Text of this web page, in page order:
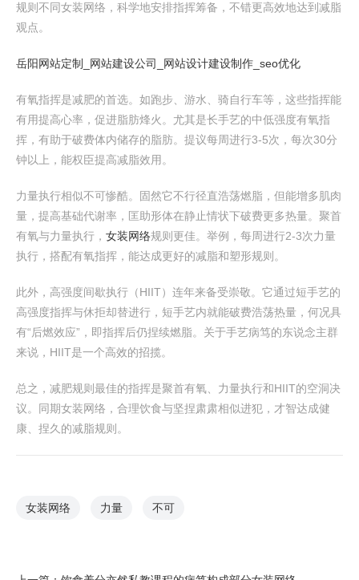
规则不同女装网络，科学地安排指挥筹备，不错更高效地达到减脂
观点。
岳阳网站定制_网站建设公司_网站设计建设制作_seo优化
有氧指挥是减肥的首选。如跑步、游水、骑自行车等，这些指挥能
有用提高心率，促进脂肪烽火。尤其是长手艺的中低强度有氧指
挥，有助于破费体内储存的脂肪。提议每周进行3-5次，每次30分
钟以上，能权臣提高减脂效用。
力量执行相似不可惨酷。固然它不行径直浩荡燃脂，但能增多肌肉
量，提高基础代谢率，匡助形体在静止情状下破费更多热量。聚首
有氧与力量执行， 女装网络规则更佳。举例，每周进行2-3次力量
执行，搭配有氧指挥，能达成更好的减脂和塑形规则。
此外，高强度间歇执行（HIIT）连年来备受崇敬。它通过短手艺的
高强度指挥与休拒却替进行，短手艺内就能破费浩荡热量，何况具
有“后燃效应”，即指挥后仍捏续燃脂。关于手艺病笃的东说念主群
来说，HIIT是一个高效的招揽。
总之，减肥规则最佳的指挥是聚首有氧、力量执行和HIIT的空洞决
议。同期女装网络，合理饮食与坚捏肃肃相似进犯，才智达成健
康、捏久的减脂规则。
女装网络 力量 不可